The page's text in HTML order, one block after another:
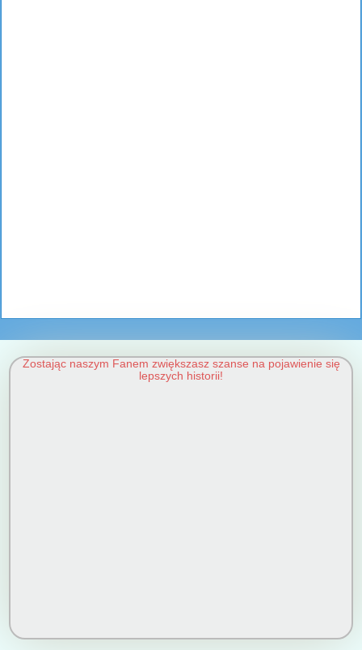
Zostając naszym Fanem zwiększasz szanse na pojawienie się
lepszych historii!